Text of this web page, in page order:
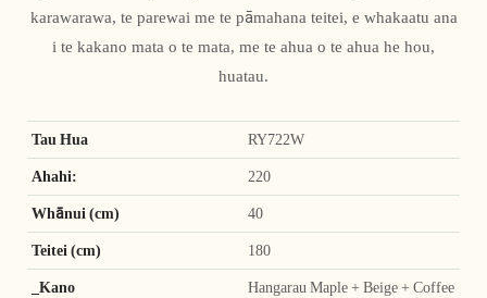
karawarawa, te parewai me te pāmahana teitei, e whakaatu ana
i te kakano mata o te mata, me te ahua o te ahua he hou,
huatau.
Tau Hua RY722W
Ahahi: 220
Whānui (cm) 40
Teitei (cm) 180
_Kano
Hangarau Maple + Beige + Coffee